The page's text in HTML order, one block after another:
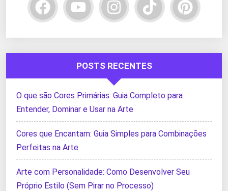
POSTS RECENTES
O que são Cores Primárias: Guia Completo para
Entender, Dominar e Usar na Arte
Cores que Encantam: Guia Simples para Combinações
Perfeitas na Arte
Arte com Personalidade: Como Desenvolver Seu
Próprio Estilo (Sem Pirar no Processo)